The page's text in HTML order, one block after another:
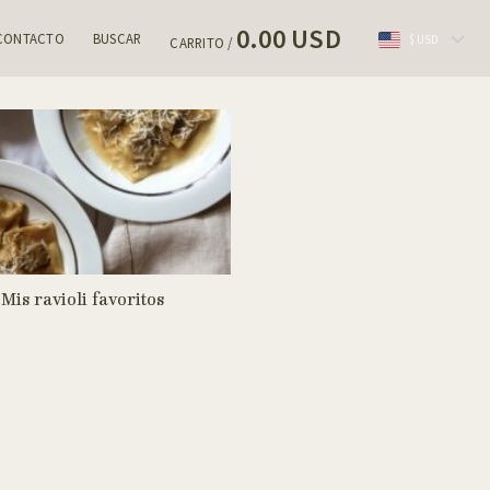
BUSCAR CARRITO / 0.00 USD $ USD
Mis ravioli favoritos